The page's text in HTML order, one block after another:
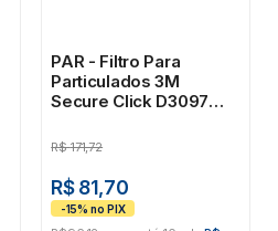
PAR - Filtro Para
Particulados 3M
Secure Click D3097
R$ 171,72
R$ 81,70